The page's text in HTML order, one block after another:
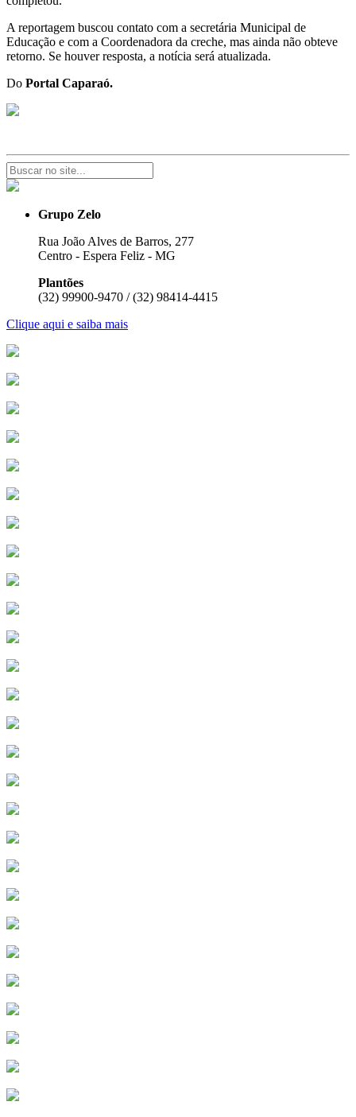
A reportagem buscou contato com a secretária Municipal de
Educação e com a Coordenadora da creche, mas ainda não obteve
retorno. Se houver resposta, a notícia será atualizada.
Do Portal Caparaó.
Grupo Zelo
Rua João Alves de Barros, 277
Centro - Espera Feliz - MG
Plantões
(32) 99900-9470 / (32) 98414-4415
Clique aqui e saiba mais